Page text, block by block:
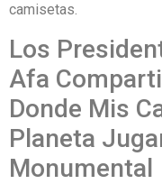
camisetas.
Los
Afa
Donde Mis
Planeta
Monumental